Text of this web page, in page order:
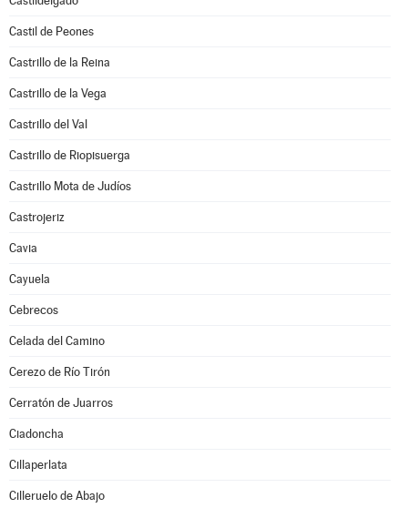
Castil de Peones
Castrillo de la Reina
Castrillo de la Vega
Castrillo del Val
Castrillo de Riopisuerga
Castrillo Mota de Judíos
Castrojeriz
Cavia
Cayuela
Cebrecos
Celada del Camino
Cerezo de Río Tirón
Cerratón de Juarros
Ciadoncha
Cillaperlata
Cilleruelo de Abajo